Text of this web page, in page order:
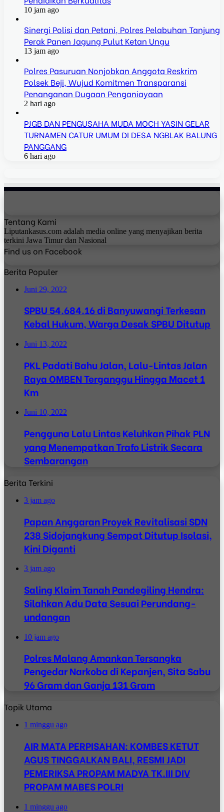
10 jam ago
Sinergi Polisi dan Petani, Polres Pelabuhan Tanjung
Perak Panen Jagung Pulut Ketan Ungu
13 jam ago
Polres Pasuruan Nonjobkan Anggota Reskrim
Polsek Beji, Wujud Komitmen Transparansi
Penanganan Dugaan Penganiayaan
2 hari ago
PJGB DAN PENGUSAHA MUDA MOCH YASIN GELAR
TURNAMEN CATUR UMUM DI DESA NGBLAK BALUNG
PANGGANG
6 hari ago
Tentang Kami
Liputankasus.com adalah media online yang menyajikan berita
terkini Jawa Timur dan Nasional
Find us on Facebook
Berita Populer
Juni 29, 2022
SPBU 54.684.16 di Banyuwangi Terkesan
Kebal Hukum, Warga Desak SPBU Ditutup
Juni 13, 2022
PKL Padati Bahu Jalan, Lalu-Lintas Jalan
Raya OMBEN Terganggu Hingga Macet 1
Km
Juni 10, 2022
Pengguna Lalu Lintas Keluhkan Pihak PLN
yang Menempatkan Trafo Listrik Secara
Sembarangan
Berita Terkini
3 jam ago
Papan Anggaran Proyek Revitalisasi SDN
238 Sidojangkung Sempat Ditutup Isolasi,
Kini Diganti
3 jam ago
Saling Klaim Tanah Pandegiling Hendra:
Silahkan Adu Data Sesuai Perundang-
undangan
10 jam ago
Polres Malang Amankan Tersangka
Pengedar Narkoba di Kepanjen, Sita Sabu
96 Gram dan Ganja 131 Gram
Topik Utama
1 minggu ago
AIR MATA PERPISAHAN: KOMBES KETUT
AGUS TINGGALKAN BALI, RESMI JADI
PEMERIKSA PROPAM MADYA TK.III DIV
PROPAM MABES POLRI
1 minggu ago